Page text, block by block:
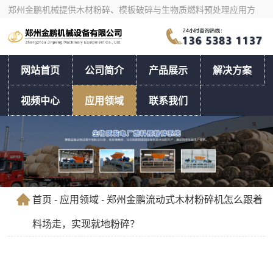
郑州金鹏机械提供木材粉碎、模板破碎与生物质燃料预处理应用方
案，支持按物料和产量选型。
网站首页 公司简介 产品展示 解决方案
视频中心 应用领域 联系我们
首页 - 应用领域- 郑州金鹏流动式木材粉碎机怎么跟着
料场走，实现就地粉碎？